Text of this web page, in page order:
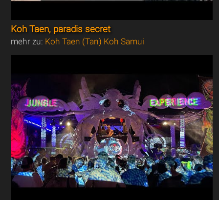
Koh Taen, paradis secret
mehr zu: Koh Taen (Tan) Koh Samui